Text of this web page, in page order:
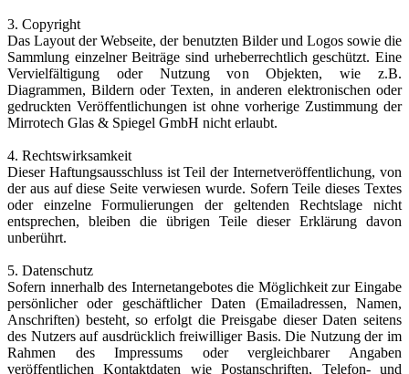
Gebrauchte Maschinen
Besuchen Sie unsere Rubrik gebrauchte Maschinen. Wir haben
interessante neue Angebote.
zum Angebot
Spiegelträume...
Gewinnen Sie einen Eindruck aus unserem Spiegelsortiment
Gebrauchte Maschinen
Besuchen Sie unsere Rubrik gebrauchte Maschinen. Wir haben
interessante neue Angebote.
zum Angebot
3. Copyright
Das Layout der Webseite, der benutzten Bilder und Logos sowie die
Sammlung einzelner Beiträge sind urheberrechtlich geschützt. Eine
Vervielfältigung oder Nutzung von Objekten, wie z.B.
Diagrammen, Bildern oder Texten, in anderen elektronischen oder
gedruckten Veröffentlichungen ist ohne vorherige Zustimmung der
Mirrotech Glas & Spiegel GmbH nicht erlaubt.
4. Rechtswirksamkeit
Dieser Haftungsausschluss ist Teil der Internetveröffentlichung, von
der aus auf diese Seite verwiesen wurde. Sofern Teile dieses Textes
oder einzelne Formulierungen der geltenden Rechtslage nicht
entsprechen, bleiben die übrigen Teile dieser Erklärung davon
unberührt.
5. Datenschutz
Sofern innerhalb des Internetangebotes die Möglichkeit zur Eingabe
persönlicher oder geschäftlicher Daten (Emailadressen, Namen,
Anschriften) besteht, so erfolgt die Preisgabe dieser Daten seitens
des Nutzers auf ausdrücklich freiwilliger Basis. Die Nutzung der im
Rahmen des Impressums oder vergleichbarer Angaben
veröffentlichen Kontaktdaten wie Postanschriften, Telefon- und